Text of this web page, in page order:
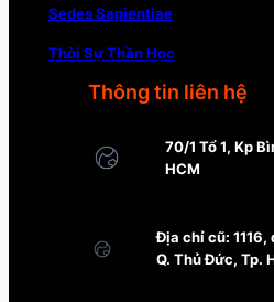
Sedes Sapientiae
Thời Sự Thần Học
Thông tin liên hệ
70/1 Tổ 1, Kp
HCM
Địa chỉ cũ: 1116,
Q. Thủ Đức, Tp.